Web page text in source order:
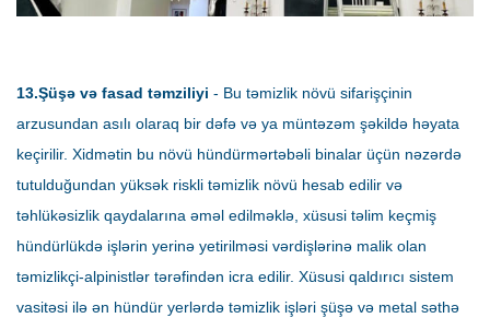
13.Şüşə və fasad təmziliyi - Bu təmizlik növü sifarişçinin
arzusundan asılı olaraq bir dəfə və ya müntəzəm şəkildə həyata
keçirilir. Xidmətin bu növü hündürmərtəbəli binalar üçün nəzərdə
tutulduğundan yüksək riskli təmizlik növü hesab edilir və
təhlükəsizlik qaydalarına əməl edilməklə, xüsusi təlim keçmiş
hündürlükdə işlərin yerinə yetirilməsi vərdişlərinə malik olan
təmizlikçi-alpinistlər tərəfindən icra edilir. Xüsusi qaldırıcı sistem
vasitəsi ilə ən hündür yerlərdə təmizlik işləri şüşə və metal səthə